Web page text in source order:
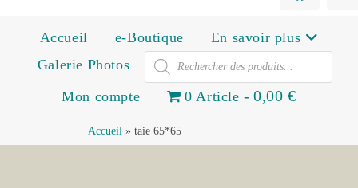
Accueil e-Boutique
En savoir plus
Galerie Photos
Mon compte
0 Article 0,00 €
Accueil » taie 65*65